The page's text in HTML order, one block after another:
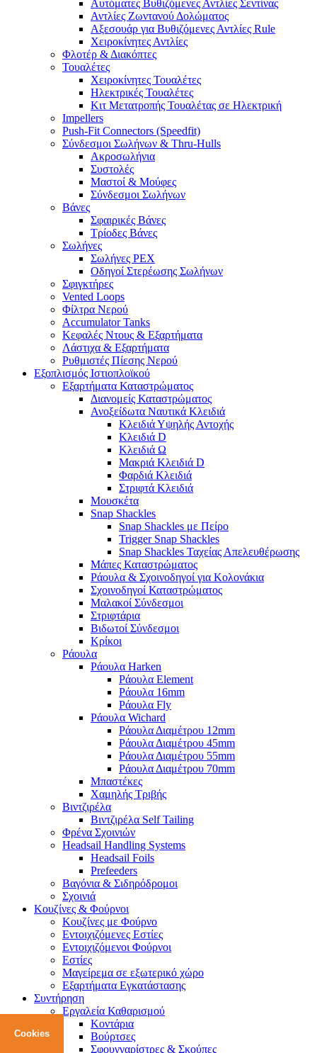
Αυτόματες Βυθιζόμενες Αντλίες Σεντίνας
Αντλίες Ζωντανού Δολώματος
Αξεσουάρ για Βυθιζόμενες Αντλίες Rule
Χειροκίνητες Αντλίες
Φλοτέρ & Διακόπτες
Τουαλέτες
Χειροκίνητες Τουαλέτες
Ηλεκτρικές Τουαλέτες
Κιτ Μετατροπής Τουαλέτας σε Ηλεκτρική
Impellers
Push-Fit Connectors (Speedfit)
Σύνδεσμοι Σωλήνων & Thru-Hulls
Ακροσωλήνια
Συστολές
Μαστοί & Μούφες
Σύνδεσμοι Σωλήνων
Βάνες
Σφαιρικές Βάνες
Τρίοδες Βάνες
Σωλήνες
Σωλήνες PEX
Οδηγοί Στερέωσης Σωλήνων
Σφιγκτήρες
Vented Loops
Φίλτρα Νερού
Accumulator Tanks
Κεφαλές Ντους & Εξαρτήματα
Λάστιχα & Εξαρτήματα
Ρυθμιστές Πίεσης Νερού
Εξοπλισμός Ιστιοπλοϊκού
Εξαρτήματα Καταστρώματος
Διανομείς Καταστρώματος
Ανοξείδωτα Ναυτικά Κλειδιά
Κλειδιά Υψηλής Αντοχής
Κλειδιά D
Κλειδιά Ω
Μακριά Κλειδιά D
Φαρδιά Κλειδιά
Στριφτά Κλειδιά
Μουσκέτα
Snap Shackles
Snap Shackles με Πείρο
Trigger Snap Shackles
Snap Shackles Ταχείας Απελευθέρωσης
Μάπες Καταστρώματος
Ράουλα & Σχοινοδηγοί για Κολονάκια
Σχοινοδηγοί Καταστρώματος
Μαλακοί Σύνδεσμοι
Στριφτάρια
Βιδωτοί Σύνδεσμοι
Κρίκοι
Ράουλα
Ράουλα Harken
Ράουλα Element
Ράουλα 16mm
Ράουλα Fly
Ράουλα Wichard
Ράουλα Διαμέτρου 12mm
Ράουλα Διαμέτρου 45mm
Ράουλα Διαμέτρου 55mm
Ράουλα Διαμέτρου 70mm
Μπαστέκες
Χαμηλής Τριβής
Βιντζιρέλα
Βιντζιρέλα Self Tailing
Φρένα Σχοινιών
Headsail Handling Systems
Headsail Foils
Prefeeders
Βαγόνια & Σιδηρόδρομοι
Σχοινιά
Κουζίνες & Φούρνοι
Κουζίνες με Φούρνο
Εντοιχιζόμενες Εστίες
Εντοιχιζόμενοι Φούρνοι
Εστίες
Μαγείρεμα σε εξωτερικό χώρο
Εξαρτήματα Εγκατάστασης
Συντήρηση
Εργαλεία Καθαρισμού
Κοντάρια
Βούρτσες
Σφουγγαρίστρες & Σκούπες
Cookies